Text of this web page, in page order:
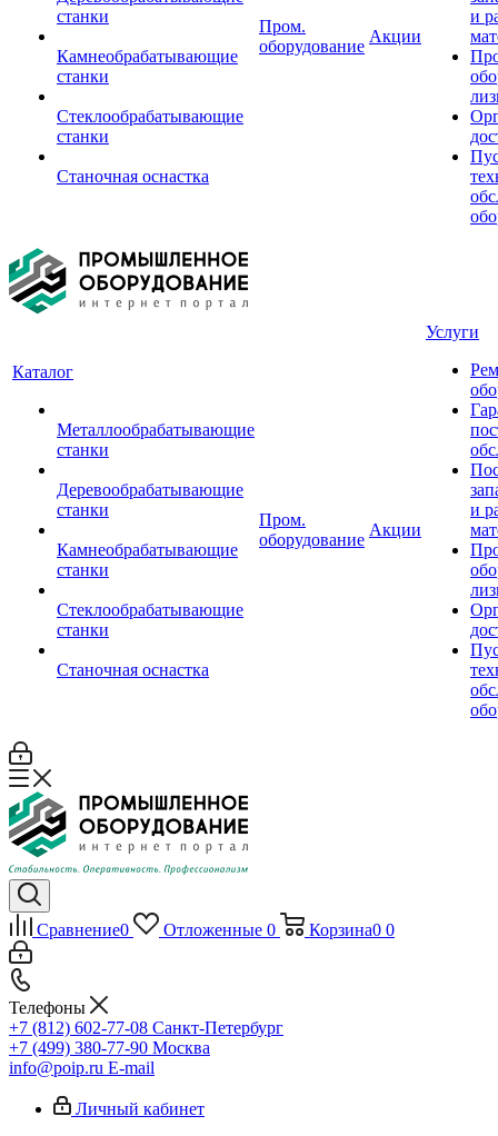
станки
Камнеобрабатывающие
станки
Стеклообрабатывающие
станки
Станочная оснастка
Пром.
оборудование
Акции
и
Каталог
Металлообрабатывающие
станки
Деревообрабатывающие
станки
Камнеобрабатывающие
станки
Стеклообрабатывающие
станки
Станочная оснастка
Пром.
оборудование
Акции
Услуги
и
Сравнение0 Отложенные 0 Корзина0 0
Телефоны
+7 (812) 602-77-08 Санкт-Петербург
+7 (499) 380-77-90 Москва
info@poip.ru E-mail
Личный кабинет